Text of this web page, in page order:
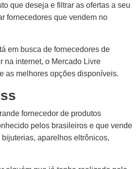
que deseja e filtrar as ofertas a seu
fornecedores que vendem no
em busca de fornecedores de
na internet, o Mercado Livre
as melhores opções disponíveis.
fornecedor de produtos
pelos brasileiros e que vende
aparelhos eltrônicos,